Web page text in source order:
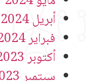
أبريل 2024
فبراير 2024
أكتوبر 2023